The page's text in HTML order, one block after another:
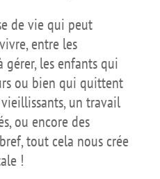
de vie qui peut
entre les
gérer, les enfants qui
ou bien qui quittent
un travail
ou encore des
tout cela nous crée
!